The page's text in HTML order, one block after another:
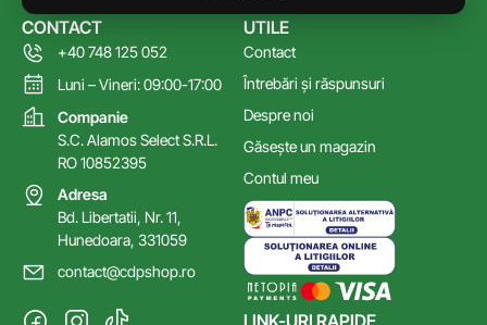
LINK-URI RAPIDE
UTILE
Contact
Întrebări și răspunsuri
Despre noi
Găsește un magazin
Contul meu
CONTACT
+40 748 125 052
Luni – Vineri: 09:00-17:00
Companie
S.C. Alamos Select S.R.L.
RO 10852395
Adresa
Bd. Libertatii, Nr. 11,
Hunedoara, 331059
contact@cdpshop.ro